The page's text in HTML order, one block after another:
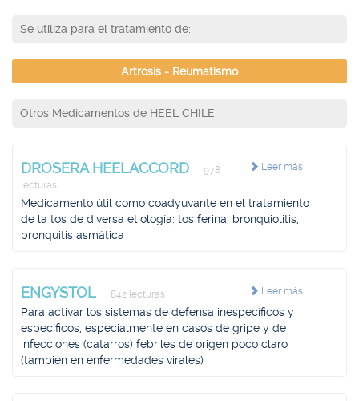
Se utiliza para el tratamiento de:
Artrosis - Reumatismo
Otros Medicamentos de HEEL CHILE
Leer más
DROSERA HEELACCORD
978
lecturas
Medicamento útil como coadyuvante en el tratamiento
de la tos de diversa etiología: tos ferina, bronquiolitis,
bronquitis asmática
Leer más
ENGYSTOL 842 lecturas
Para activar los sistemas de defensa inespecíficos y
específicos, especialmente en casos de gripe y de
infecciones (catarros) febriles de origen poco claro
(también en enfermedades virales)